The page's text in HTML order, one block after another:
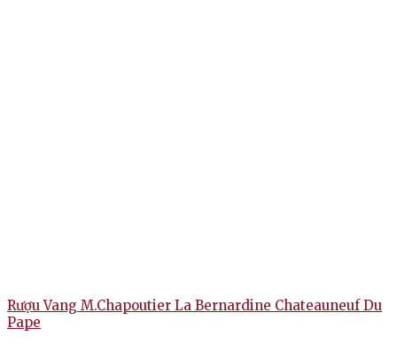
Rượu Vang M.Chapoutier La Bernardine Chateauneuf Du
Pape